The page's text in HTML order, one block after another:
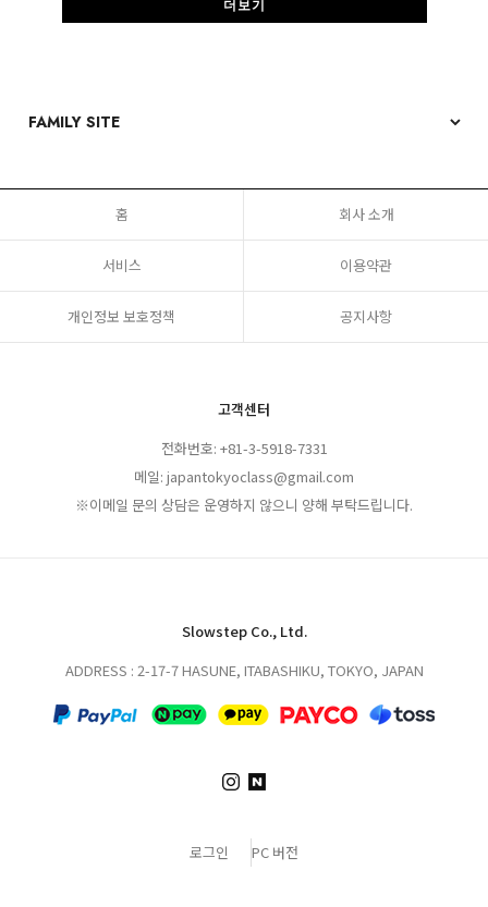
더보기
홈 회사 소개
서비스 이용약관
개인정보 보호정책 공지사항
고객센터
전화번호: +81-3-5918-7331
메일: japantokyoclass@gmail.com
※이메일 문의 상담은 운영하지 않으니 양해 부탁드립니다.
Slowstep Co., Ltd.
ADDRESS : 2-17-7 HASUNE, ITABASHIKU, TOKYO, JAPAN
로그인 PC 버전